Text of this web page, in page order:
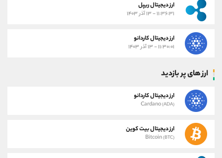
ارز دیجیتال ریپل
۱۱:۳۶:۳۱ - ۱۳ آذر ۱۴۰۳
ارز دیجیتال کاردانو
۱۱:۳۰:۰۱ - ۱۳ آذر ۱۴۰۳
ارز های پر بازدید
ارز دیجیتال کاردانو
Cardano(ADA)
ارز دیجیتال بیت کوین
Bitcoin(BTC)